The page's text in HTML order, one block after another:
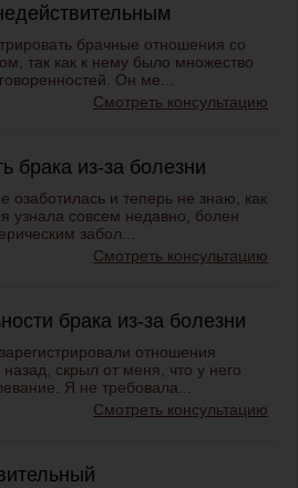
брачные отношения со
так как к нему было множество
Он ме...
Смотреть консультацию
брака из-за болезни
озаботилась и теперь не знаю, как
узнала совсем недавно, болен
забол...
Смотреть консультацию
брака из-за болезни
отношения
скрыл от меня, что у него
Я не требовала...
Смотреть консультацию